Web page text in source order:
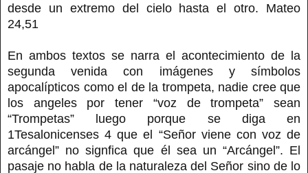
desde un extremo del cielo hasta el otro. Mateo
24,51
En ambos textos se narra el acontecimiento de la
segunda venida con imágenes y símbolos
apocalípticos como el de la trompeta, nadie cree que
los angeles por tener “voz de trompeta” sean
“Trompetas” luego porque se diga en
1Tesalonicenses 4 que el “Señor viene con voz de
arcángel” no signfica que él sea un “Arcángel”. El
pasaje no habla de la naturaleza del Señor sino de lo